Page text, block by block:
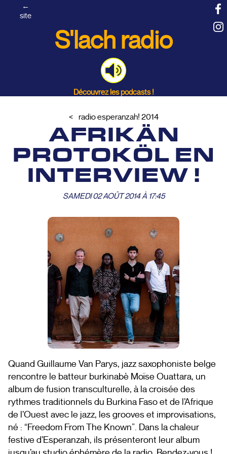
S'lach radio
Découvrez les podcasts !
←
site
radio esperanzah! 2014
AFRIKÄN
PROTOKÖL EN
INTERVIEW !
SAMEDI 02 AOÛT 2014 À 17:45
Quand Guillaume Van Parys, jazz saxophoniste belge
rencontre le batteur burkinabè Moïse Ouattara, un
album de fusion transculturelle, à la croisée des
rythmes traditionnels du Burkina Faso et de l’Afrique
de l’Ouest avec le jazz, les grooves et improvisations,
né : “Freedom From The Known”. Dans la chaleur
festive d’Esperanzah, ils présenteront leur album